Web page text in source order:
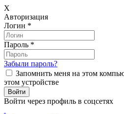
X
Авторизация
Логин *
Пароль *
Забыли пароль?
Запомнить меня на этом
этом устройстве
Войти через профиль в соцсетях